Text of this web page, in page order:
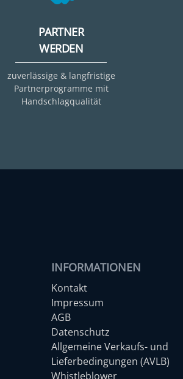
PARTNER
WERDEN
zuverlässige & langfristige
Partnerprogramme mit
Handschlagqualität
INFORMATIONEN
Kontakt
Impressum
AGB
Datenschutz
Allgemeine Verkaufs- und
Lieferbedingungen (AVLB)
Whistleblower